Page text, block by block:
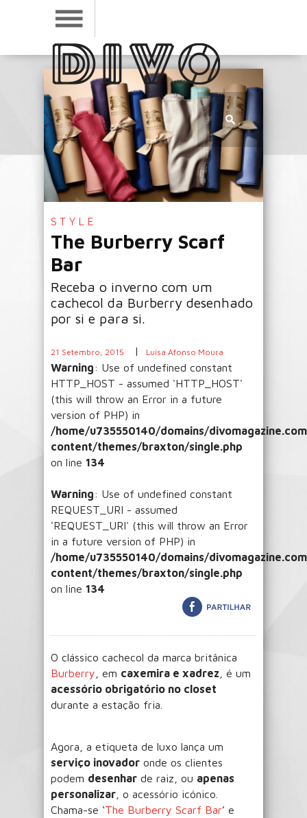
STYLE
The Burberry Scarf
Bar
Receba o inverno com um
cachecol da Burberry desenhado
por si e para si.
21 Setembro, 2015 | Luísa Afonso Moura
Warning: Use of undefined constant
HTTP_HOST - assumed 'HTTP_HOST'
(this will throw an Error in a future
version of PHP) in
/home/u735550140/domains/
content/themes/braxton/single.php
on line 134
Warning: Use of undefined constant
REQUEST_URI - assumed
'REQUEST_URI' (this will throw an Error
in a future version of PHP) in
/home/u735550140/domains/
content/themes/braxton/single.php
on line 134
O clássico cachecol da marca britânica
Burberry , em caxemira e xadrez , é um
acessório obrigatório no closet
durante a estação fria.
Agora, a etiqueta de luxo lança um
serviço inovador onde os clientes
podem desenhar de raiz, ou apenas
personalizar , o acessório icónico.
Chama-se ‘The Burberry Scarf Bar’ e